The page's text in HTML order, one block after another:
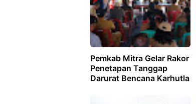
Pemkab Mitra Gelar Rakor
Penetapan Tanggap
Darurat Bencana Karhutla